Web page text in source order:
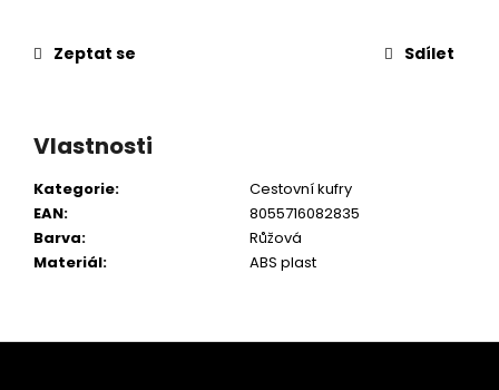
Zeptat se Sdílet
Vlastnosti
Kategorie:
Cestovní kufry
EAN:
8055716082835
Barva:
Růžová
Materiál: ABS plast
Z